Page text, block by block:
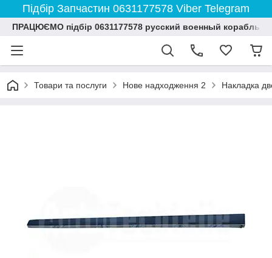
Підбір Запчастин 0631177578 Viber Telegram
ПРАЦЮЄМО підбір 0631177578 русский военный корабль
Товари та послуги Нове надходження 2 Накладка